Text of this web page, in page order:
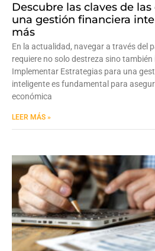
Descubre las claves de
una gestión financiera
más
En la actualidad, navegar a través del
requiere no solo destreza sino también
Implementar Estrategias para una
inteligente es fundamental para
económica
LEER MÁS »